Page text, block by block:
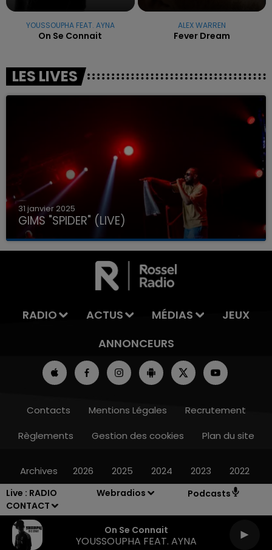
Live : RADIO
CONTACT
Webradios Podcasts
On Se Connait
YOUSSOUPHA FEAT. AYNA
YOUSSOUPHA FEAT. AYNA
On Se Connait
ALEX WARREN
Fever Dream
LES LIVES
31 janvier 2025
GIMS "SPIDER" (LIVE)
RADIO ACTUS MÉDIAS
JEUX
ANNONCEURS
Contacts Mentions Légales
Recrutement
Règlements
Gestion des cookies Plan du site
Archives 2026 2025 2024 2023 2022